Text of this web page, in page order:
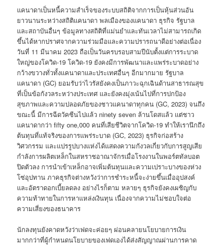
แคนาดาเป็นหนี้ความสำเร็จของระบบสถิติจากการเป็นหุ้นส่วนอัน
ยาวนานระหว่างสถิติแคนาดา พลเมืองของแคนาดา ธุรกิจ รัฐบาล
และสถาบันอื่นๆ ข้อมูลทางสถิติที่แม่นยำและทันเวลาไม่สามารถเกิด
ขึ้นได้หากปราศจากความร่วมมือและความปรารถนาดีอย่างต่อเนื่อง
วันที่ 11 มีนาคม 2023 ถือเป็นวันครบรอบสามปีนับตั้งแต่การระบาด
ใหญ่ของโควิด-19 โควิด-19 ยังคงมีการพัฒนาและแพร่ระบาดอย่าง
กว้างขวางทั่วทั้งแคนาดาและประเทศอื่นๆ อีกมากมาย รัฐบาล
แคนาดา (GC) ยอมรับว่าไวรัสยังคงเป็นภาวะฉุกเฉินด้านสาธารณสุข
ที่เป็นข้อกังวลระหว่างประเทศ และยังคงมุ่งเน้นไปที่การปกป้อง
สุขภาพและความปลอดภัยของชาวแคนาดาทุกคน (GC, 2023) จนถึง
ขณะนี้ มีการฉีดวัคซีนไปแล้ว ninety seven ล้านโดสแล้ว แต่ชาว
แคนาดากว่า fifty one,000 คนที่เสียชีวิตจากโควิด-19 ทำให้เรานึกถึง
ต้นทุนที่แท้จริงของการแพร่ระบาด (GC, 2023) ธุรกิจก่อสร้าง
วิศวกรรม และแปรรูปบางแห่งได้แสดงความกังวลเกี่ยวกับการสูญเสีย
กำลังการผลิตเหล็กในสหราชอาณาจักรเมื่อโรงงานในพอร์ตทัลบอต
ปิดตัวลง การนำเข้าเหล็กอาจเพิ่มต้นทุนและความเปราะบางของห่วง
โซ่อุปทาน ภาคธุรกิจต่างหวังว่าการชำระหนี้จะง่ายขึ้นเมื่ออุปสงค์
และอัตราดอกเบี้ยลดลง อย่างไรก็ตาม หลายๆ ธุรกิจยังคงเผชิญกับ
ความท้าทายในการหาแหล่งเงินทุน เนื่องจากความไม่ชอบใจต่อ
ความเสี่ยงของธนาคาร
นักลงทุนยังคาดหวังว่าเฟดจะค่อยๆ ผ่อนคลายนโยบายการเงิน
มากกว่าที่ผู้กำหนดนโยบายของเฟดเองได้ส่งสัญญาณผ่านการคาด